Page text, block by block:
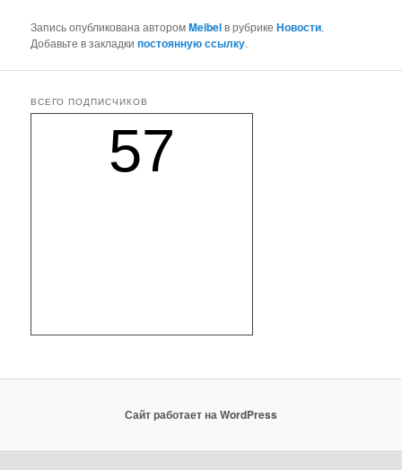
Запись опубликована авторомMeibelв рубрикеНовости.
Добавьте в закладкипостоянную ссылку.
ВСЕГО ПОДПИСЧИКОВ
57
Сайт работает на WordPress